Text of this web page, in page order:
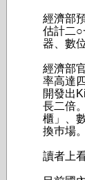
經濟部
估計二○
器、數
經濟部
率高達
開發出
長二倍
櫃」、
換巿場。
讀者上